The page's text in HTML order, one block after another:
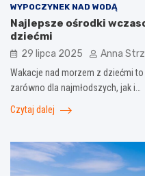
WYPOCZYNEK NAD WODĄ
Najlepsze ośrodki
dziećmi
29 lipca 2025 Anna
Wakacje nad morzem z dziećmi
zarówno dla najmłodszych, jak i…
Czytaj dalej